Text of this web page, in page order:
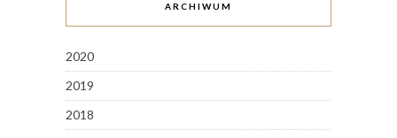
ARCHIWUM
2020
2019
2018